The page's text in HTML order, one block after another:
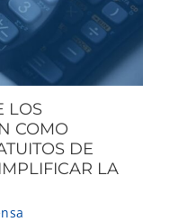
LOS
COMO
DE
LA